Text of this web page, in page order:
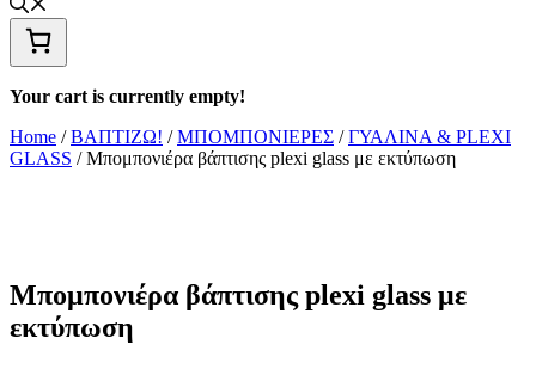
Your cart is currently empty!
Home /ΒΑΠΤΙΖΩ! /ΜΠΟΜΠΟΝΙΕΡΕΣ /ΓΥΑΛΙΝΑ & PLEXI
GLASS / Μπομπονιέρα βάπτισης plexi glass με εκτύπωση
Μπομπονιέρα βάπτισης plexi glass με
εκτύπωση